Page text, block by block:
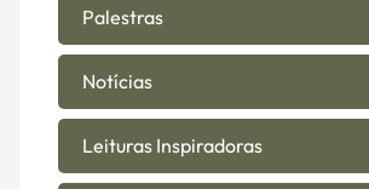
Palestras
Notícias
Leituras Inspiradoras